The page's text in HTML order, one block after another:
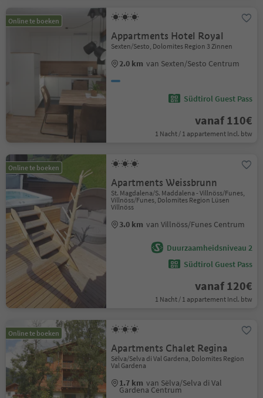
Online te boeken
Appartments Hotel Royal
Sexten/Sesto, Dolomites Region 3 Zinnen
2.0 km van Sexten/Sesto Centrum
Südtirol Guest Pass
vanaf 110€
1 Nacht / 1 appartement Incl. btw
Online te boeken
Apartments Weissbrunn
St. Magdalena/S. Maddalena - Villnöss/Funes,
Villnöss/Funes, Dolomites Region Lüsen
Villnöss
3.0 km van Villnöss/Funes Centrum
Duurzaamheidsniveau 2
Südtirol Guest Pass
vanaf 120€
1 Nacht / 1 appartement Incl. btw
Online te boeken
Apartments Chalet Regina
Sëlva/Selva di Val Gardena, Dolomites Region
Val Gardena
1.7 km van Sëlva/Selva di Val
Gardena Centrum